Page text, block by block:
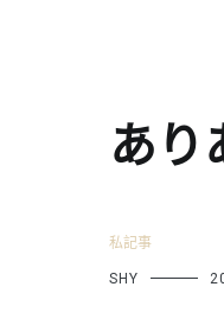
あり
私記事
SHY